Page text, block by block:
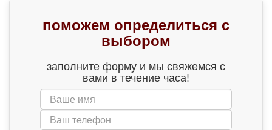
поможем определиться с
выбором
заполните форму и мы свяжемся с
вами в течение часа!